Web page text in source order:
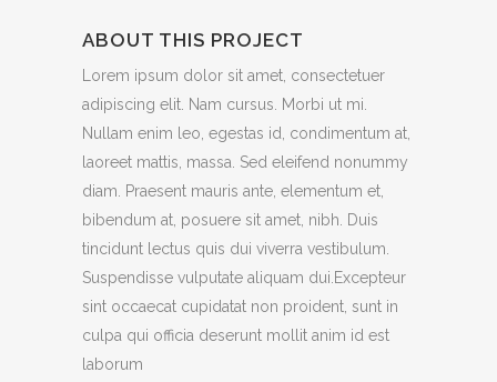
ABOUT THIS PROJECT
Lorem ipsum dolor sit amet, consectetuer
adipiscing elit. Nam cursus. Morbi ut mi.
Nullam enim leo, egestas id, condimentum at,
laoreet mattis, massa. Sed eleifend nonummy
diam. Praesent mauris ante, elementum et,
bibendum at, posuere sit amet, nibh. Duis
tincidunt lectus quis dui viverra vestibulum.
Suspendisse vulputate aliquam dui.Excepteur
sint occaecat cupidatat non proident, sunt in
culpa qui officia deserunt mollit anim id est
laborum